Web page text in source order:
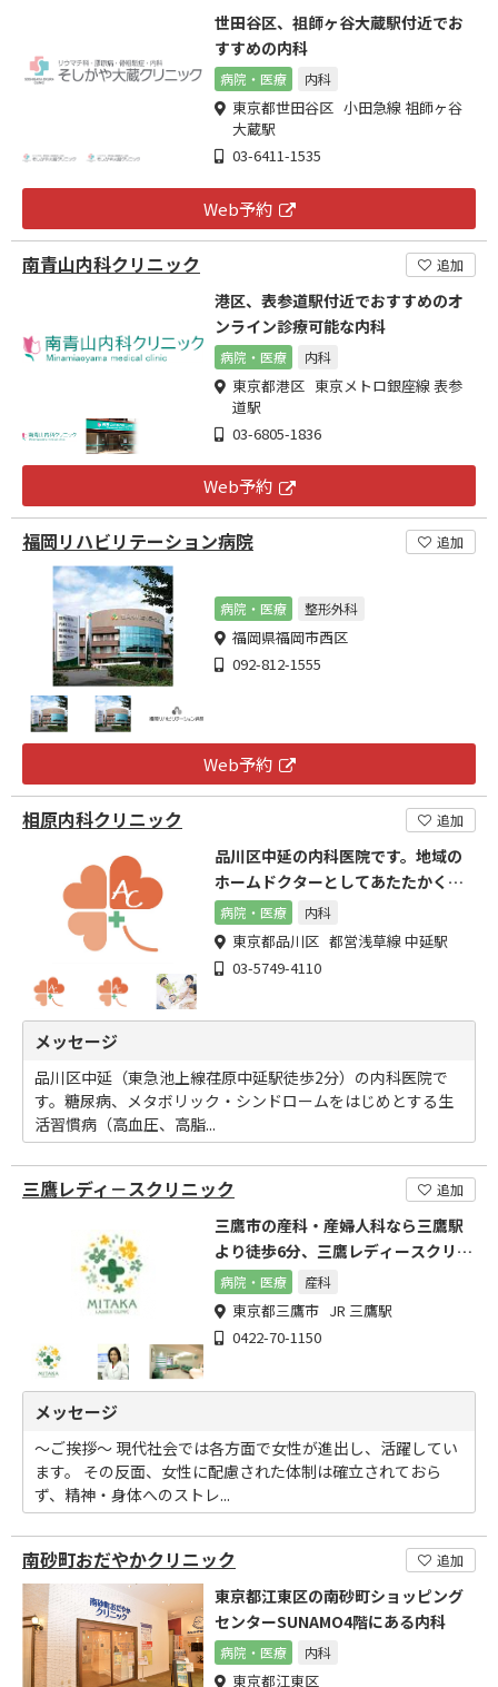
世田谷区、祖師ヶ谷大蔵駅付近でお
すすめの内科
病院・医療 内科
東京都世田谷区 小田急線 祖師ヶ谷
大蔵駅
03-6411-1535
Web予約
南青山内科クリニック 追加
港区、表参道駅付近でおすすめのオ
ンライン診療可能な内科
病院・医療 内科
東京都港区 東京メトロ銀座線 表参
道駅
03-6805-1836
Web予約
福岡リハビリテーション病院 追加
病院・医療 整形外科
福岡県福岡市西区
092-812-1555
Web予約
相原内科クリニック 追加
品川区中延の内科医院です。地域の
ホームドクターとしてあたたかくて
高医療をご提供します。
病院・医療 内科
東京都品川区 都営浅草線 中延駅
03-5749-4110
メッセージ
品川区中延（東急池上線荏原中延駅徒歩2分）の内科医院で
す。糖尿病、メタボリック・シンドロームをはじめとする生
活習慣病（高血圧、高脂...
三鷹レディ－スクリニック 追加
三鷹市の産科・産婦人科なら三鷹駅
より徒歩6分、三鷹レディースクリニ
ック
病院・医療 産科
東京都三鷹市 JR 三鷹駅
0422-70-1150
メッセージ
～ご挨拶～ 現代社会では各方面で女性が進出し、活躍してい
ます。 その反面、女性に配慮された体制は確立されておら
ず、精神・身体へのストレ...
南砂町おだやかクリニック 追加
東京都江東区の南砂町ショッピング
センターSUNAMO4階にある内科
病院・医療 内科
東京都江東区